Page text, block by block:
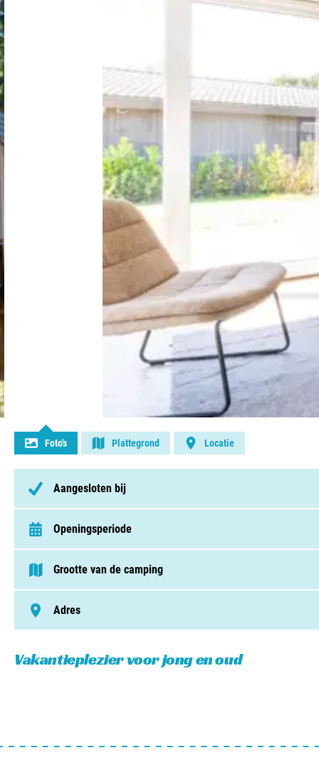
Nieuws / blog
Veel gestelde vragen
Samenwerken / adverteren
Foto's Plattegrond Locatie
Vakantieplezier voor jong en oud
Aangesloten bij
Openingsperiode
van 24 maart t/m 2 oktober
Grootte van de camping
> 250 plaatsen
Adres
Banstraat 25, 5506 LA, Veldhoven